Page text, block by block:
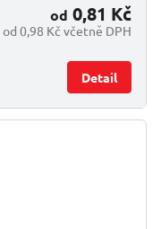
od 0,98 Kč včetně DPH
od 0,81 Kč
Detail